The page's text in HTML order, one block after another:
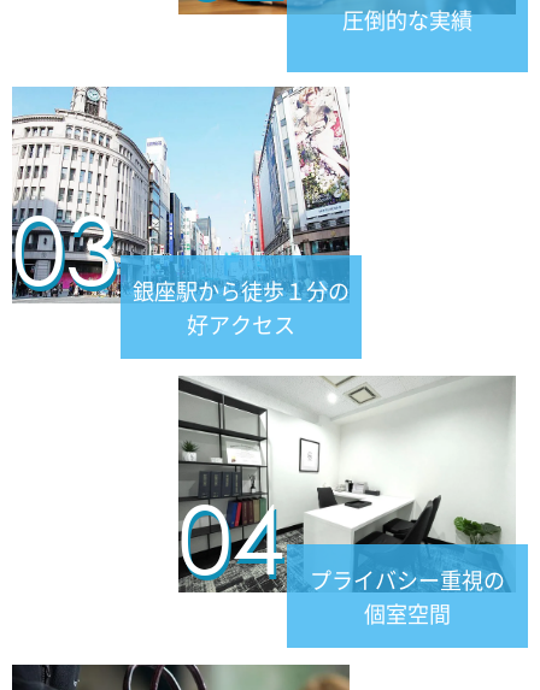
ビー・ゼロワン ネックレス エッジデミパヴェ
ブルガリ
ビー・ゼロワン ネックレス スパイラルパヴェ
ブルガリ
ビー・ゼロワン ネックレス スモール
¥200,000
ブルガリ
ビー・ゼロワン ネックレス ブロンズセラミッ
¥170,000
ビー・ゼロワン ネックレス 黒セラ インサー
ト
圧倒的な実績
03 銀座駅から徒歩１分の
好アクセス
04
プライバシー重視の
個室空間